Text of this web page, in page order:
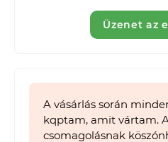
Üzenet az
A vásárlás során
kqptam, amit vártam.
csomagolásnak